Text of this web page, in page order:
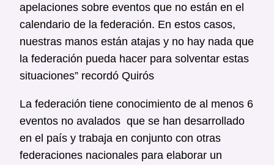
apelaciones sobre eventos que no están en el
calendario de la federación. En estos casos,
nuestras manos están atajas y no hay nada que
la federación pueda hacer para solventar estas
situaciones” recordó Quirós
La federación tiene conocimiento de al menos 6
eventos no avalados que se han desarrollado
en el país y trabaja en conjunto con otras
federaciones nacionales para elaborar un